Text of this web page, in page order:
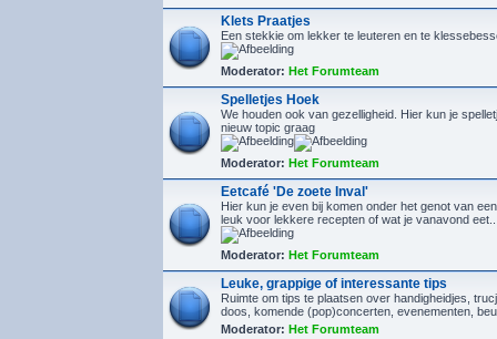
Klets Praatjes
Een stekkie om lekker te leuteren en te
Moderator: Het Forumteam
Spelletjes Hoek
We houden ook van gezelligheid. Hier kun je
nieuw topic graag
Moderator: Het Forumteam
Eetcafé 'De zoete Inval'
Hier kun je even bij komen onder het genot van
leuk voor lekkere recepten of wat je vanavond
Moderator: Het Forumteam
Leuke, grappige of interessante tips
Ruimte om tips te plaatsen over handigheidjes,
doos, komende (pop)concerten, evenementen,
Moderator: Het Forumteam